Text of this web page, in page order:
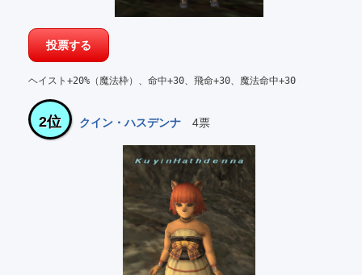
ヘイスト+20%（魔法枠）、命中+30、飛命+30、魔法命中+30
2位 クイン・ハスデンナ 4票